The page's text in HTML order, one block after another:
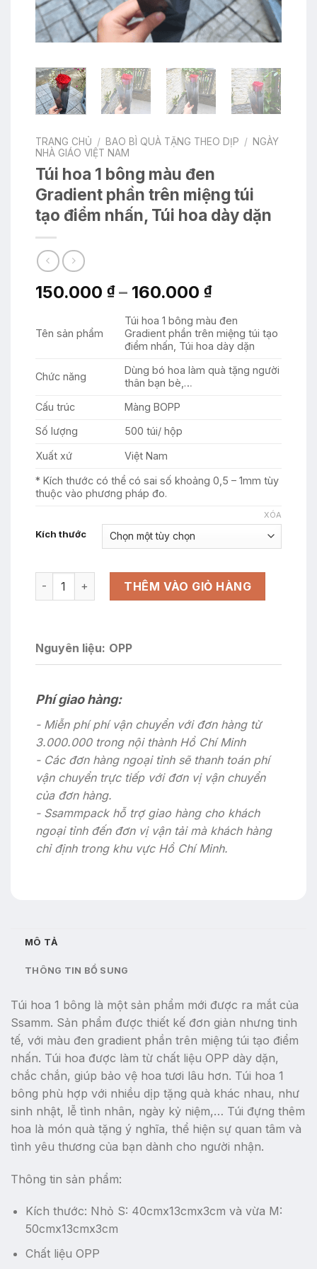
TRANG CHỦ / BAO BÌ QUÀ TẶNG THEO DỊP / NGÀY
NHÀ GIÁO VIỆT NAM
Túi hoa 1 bông màu đen
Gradient phần trên miệng túi
tạo điểm nhấn, Túi hoa dày dặn
150.000 ₫ – 160.000 ₫Khoảng
từ
150.000 ₫
160.000 ₫
Tên sản phẩm
Túi hoa 1 bông màu đen
Gradient phần trên miệng túi tạo
điểm nhấn, Túi hoa dày dặn
Chức năng
Dùng bó hoa làm quà tặng người
thân bạn bè,…
Cấu trúc
Màng BOPP
Số lượng
500 túi/ hộp
Xuất xứ Việt Nam
* Kích thước có thể có sai số khoảng 0,5 – 1mm tùy
thuộc vào phương pháp đo.
Kích thước
XÓA
Túi hoa 1 bông màu đen Gradient phần trên miệng túi
THÊM VÀO GIỎ HÀNG
Nguyên liệu: OPP
Phí giao hàng:
- Miễn phí phí vận chuyển với đơn hàng từ
3.000.000 trong nội thành Hồ Chí Minh
- Các đơn hàng ngoại tỉnh sẽ thanh toán phí
vận chuyển trực tiếp với đơn vị vận chuyển
của đơn hàng.
- Ssammpack hỗ trợ giao hàng cho khách
ngoại tỉnh đến đơn vị vận tải mà khách hàng
chỉ định trong khu vực Hồ Chí Minh.
MÔ TẢ
THÔNG TIN BỔ SUNG
Túi hoa 1 bông là một sản phẩm mới được ra mắt của
Ssamm. Sản phẩm được thiết kế đơn giản nhưng tinh
tế, với màu đen gradient phần trên miệng túi tạo điểm
nhấn. Túi hoa được làm từ chất liệu OPP dày dặn,
chắc chắn, giúp bảo vệ hoa tươi lâu hơn. Túi hoa 1
bông phù hợp với nhiều dịp tặng quà khác nhau, như
sinh nhật, lễ tình nhân, ngày kỷ niệm,… Túi đựng thêm
hoa là món quà tặng ý nghĩa, thể hiện sự quan tâm và
tình yêu thương của bạn dành cho người nhận.
Thông tin sản phẩm:
Kích thước: Nhỏ S: 40cmx13cmx3cm và vừa M:
50cmx13cmx3cm
Chất liệu OPP